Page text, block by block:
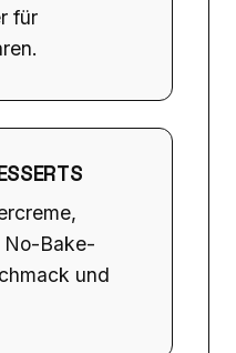
für
No-Bake-
und